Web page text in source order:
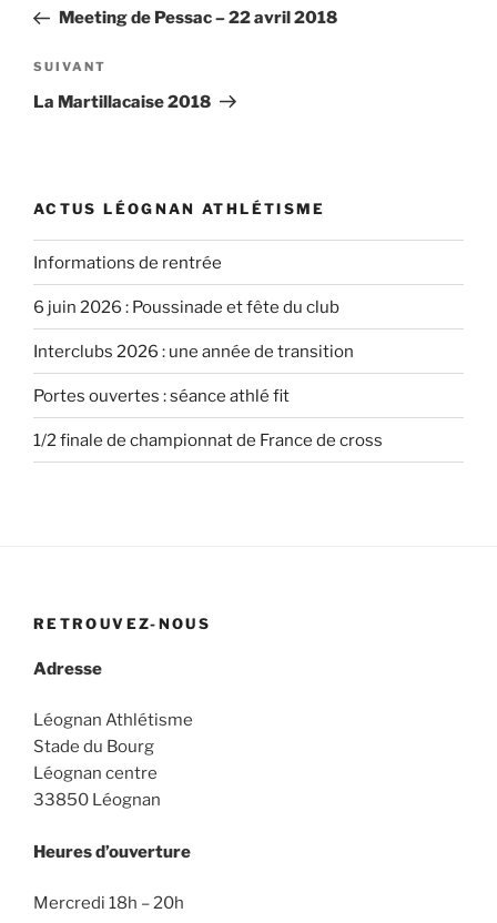
l’article
précédent
Meeting de Pessac – 22 avril 2018
Article
suivant
SUIVANT
La Martillacaise 2018
ACTUS LÉOGNAN ATHLÉTISME
Informations de rentrée
6 juin 2026 : Poussinade et fête du club
Interclubs 2026 : une année de transition
Portes ouvertes : séance athlé fit
1/2 finale de championnat de France de cross
RETROUVEZ-NOUS
Adresse
Léognan Athlétisme
Stade du Bourg
Léognan centre
33850 Léognan
Heures d’ouverture
Mercredi 18h – 20h